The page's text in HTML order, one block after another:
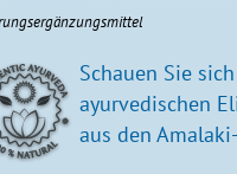
Schauen Sie
ayurvedischen
aus den